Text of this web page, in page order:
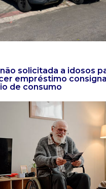
solicitada a idosos
empréstimo
de consumo